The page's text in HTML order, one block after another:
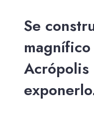
Se
Acrópolis